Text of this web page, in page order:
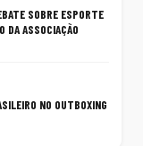
SOBRE ESPORTE
DA ASSOCIAÇÃO
NO OUTBOXING